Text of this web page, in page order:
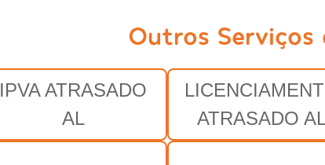
Outros Serviços
IPVA ATRASADO
AL
ATRASADO